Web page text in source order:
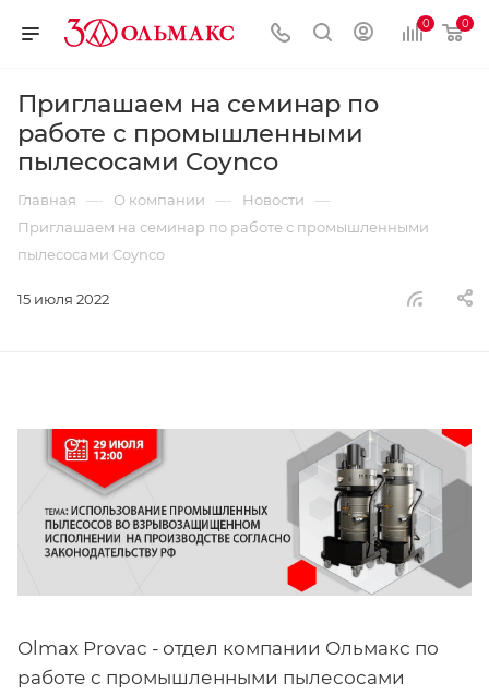
0 0
Приглашаем на семинар по
работе с промышленными
пылесосами Coynco
Главная — О компании — Новости —
Приглашаем на семинар по работе с промышленными
пылесосами Coynco
15 июля 2022
Olmax Provac - отдел компании Ольмакс по
работе с промышленными пылесосами